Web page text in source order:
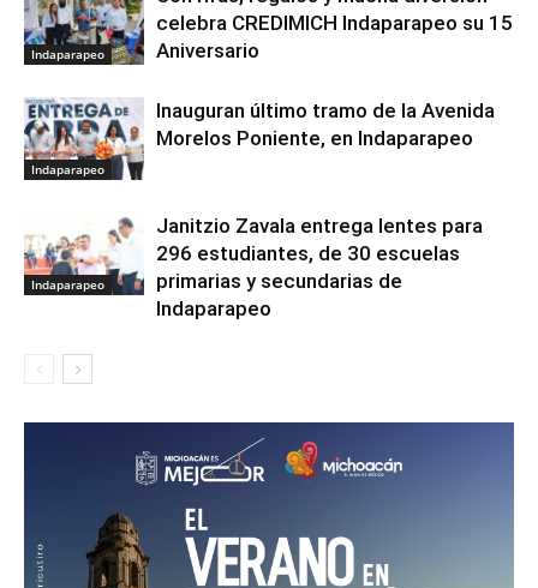
Indaparapeo
celebra CREDIMICH Indaparapeo su 15
Aniversario
Indaparapeo
Inauguran último tramo de la Avenida
Morelos Poniente, en Indaparapeo
Indaparapeo
Janitzio Zavala entrega lentes para
296 estudiantes, de 30 escuelas
primarias y secundarias de
Indaparapeo